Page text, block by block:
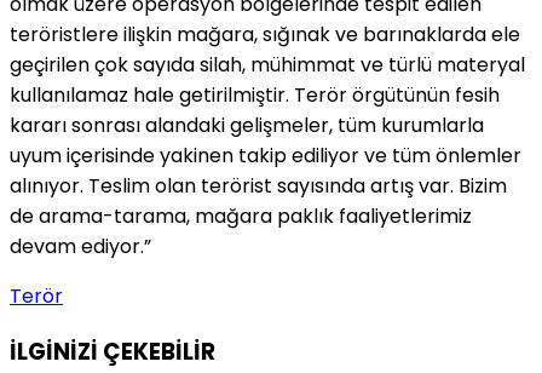
teröristlere ilişkin mağara, sığınak ve barınaklarda ele
geçirilen çok sayıda silah, mühimmat ve türlü materyal
kullanılamaz hale getirilmiştir. Terör örgütünün fesih
kararı sonrası alandaki gelişmeler, tüm kurumlarla
uyum içerisinde yakinen takip ediliyor ve tüm önlemler
alınıyor. Teslim olan terörist sayısında artış var. Bizim
de arama-tarama, mağara paklık faaliyetlerimiz
devam ediyor.”
Terör
İLGİNİZİ ÇEKEBİLİR